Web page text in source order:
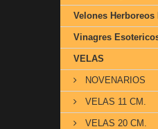
Velones Herboreos
Vinagres
VELAS
NOVENARIOS
VELAS 11 CM.
VELAS 20 CM.